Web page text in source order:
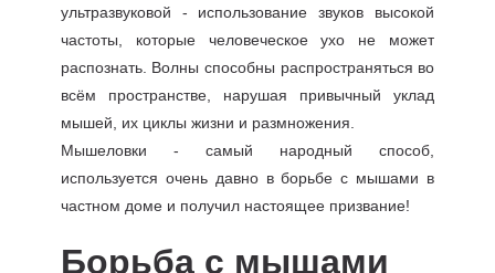
ультразвуковой - использование звуков высокой
частоты, которые человеческое ухо не может
распознать. Волны способны распространяться во
всём пространстве, нарушая привычный уклад
мышей, их циклы жизни и размножения.
Мышеловки - самый народный способ,
используется очень давно в борьбе с мышами в
частном доме и получил настоящее призвание!
Борьба с мышами